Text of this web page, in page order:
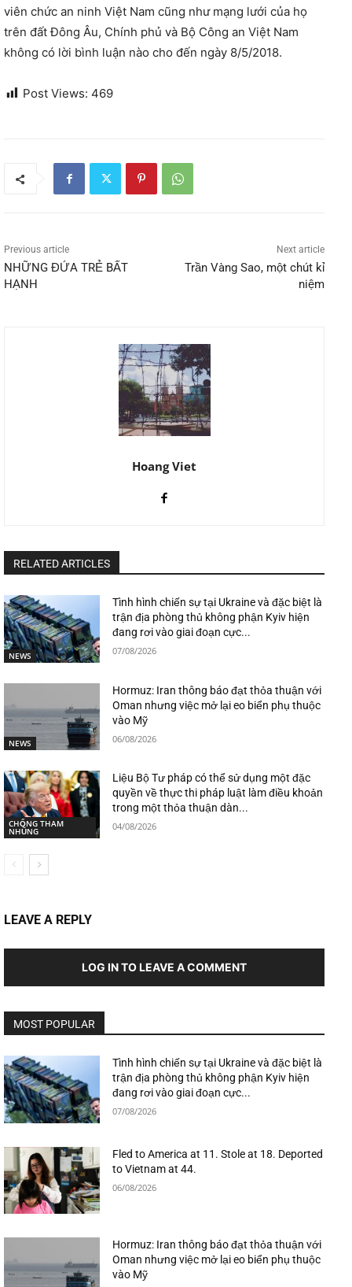
viên chức an ninh Việt Nam cũng như mạng lưới của họ
trên đất Đông Âu, Chính phủ và Bộ Công an Việt Nam
không có lời bình luận nào cho đến ngày 8/5/2018.
Post Views: 469
Previous article
NHỮNG ĐỨA TRẺ BẤT
HẠNH
Next article
Trần Vàng Sao, một chút kỉ
niệm
Hoang Viet
RELATED ARTICLES
NEWS
Tình hình chiến sự tại Ukraine và đặc biệt là
trận địa phòng thủ không phận Kyiv hiện
đang rơi vào giai đoạn cực...
07/08/2026
NEWS
Hormuz: Iran thông báo đạt thỏa thuận với
Oman nhưng việc mở lại eo biển phụ thuộc
vào Mỹ
06/08/2026
CHỐNG THAM
NHŨNG
Liệu Bộ Tư pháp có thể sử dụng một đặc
quyền về thực thi pháp luật làm điều khoản
trong một thỏa thuận dàn...
04/08/2026
LEAVE A REPLY
LOG IN TO LEAVE A COMMENT
MOST POPULAR
Tình hình chiến sự tại Ukraine và đặc biệt là
trận địa phòng thủ không phận Kyiv hiện
đang rơi vào giai đoạn cực...
07/08/2026
Fled to America at 11. Stole at 18. Deported
to Vietnam at 44.
06/08/2026
Hormuz: Iran thông báo đạt thỏa thuận với
Oman nhưng việc mở lại eo biển phụ thuộc
vào Mỹ